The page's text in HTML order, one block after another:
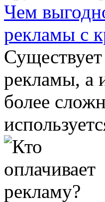
Чем
рекламы с
рекламы, а
более